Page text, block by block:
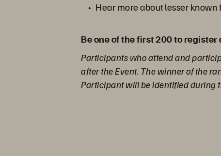
Hear more about lesser
Be one of the first 200 to
Participants who attend and
after the Event. The winner of the
Participant will be identified during